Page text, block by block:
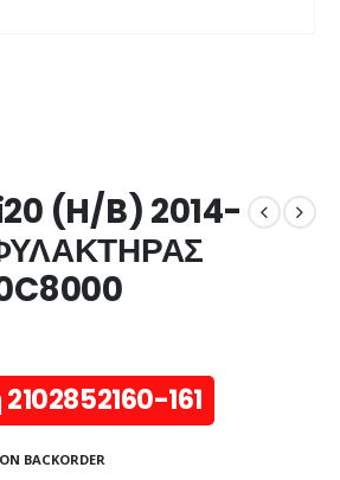
(H/B) 2014-
2102852160-161
BACKORDER